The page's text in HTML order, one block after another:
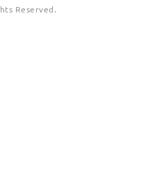
Reserved.